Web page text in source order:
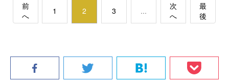
前
へ
1 2 3 ...
次
へ
最
後